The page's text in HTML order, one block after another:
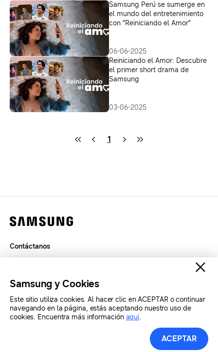
Samsung Perú se sumerge en
el mundo del entretenimiento
con “Reiniciando el Amor”
06-06-2025
Reiniciando el Amor: Descubre
el primer short drama de
Samsung
03-06-2025
1
Recursos de Prensa
Contáctanos
SAMSUNG.COM
Copyright© SAMSUNG Todos los derechos reservados.
Samsung y Cookies
Este sitio utiliza cookies. Al hacer clic en ACEPTAR o continuar
navegando en la página, estás aceptando nuestro uso de
cookies. Encuentra más información aquí.
ACEPTAR